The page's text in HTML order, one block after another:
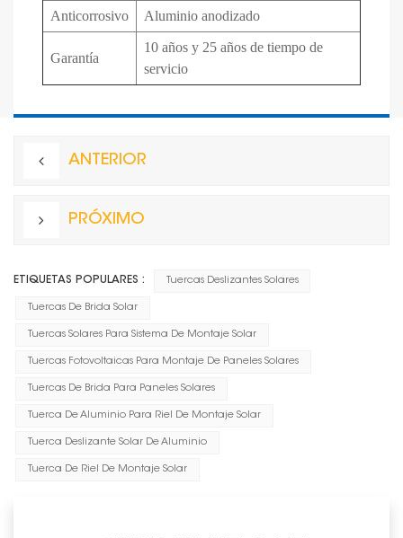
Anticorrosivo Aluminio anodizado
Garantía
10 años y 25 años de tiempo de
servicio
ANTERIOR
PRÓXIMO
ETIQUETAS POPULARES : Tuercas Deslizantes Solares
Tuercas De Brida Solar
Tuercas Solares Para Sistema De Montaje Solar
Tuercas Fotovoltaicas Para Montaje De Paneles Solares
Tuercas De Brida Para Paneles Solares
Tuerca De Aluminio Para Riel De Montaje Solar
Tuerca Deslizante Solar De Aluminio
Tuerca De Riel De Montaje Solar